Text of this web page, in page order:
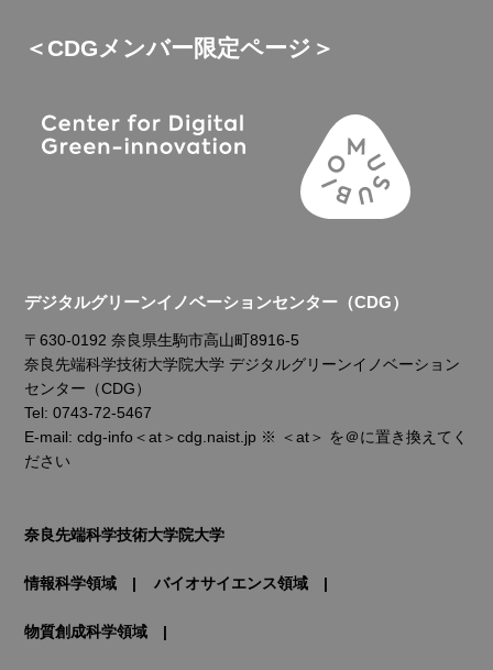
＜CDGメンバー限定ページ＞
デジタルグリーンイノベーションセンター（CDG）
〒630-0192 奈良県生駒市高山町8916-5
奈良先端科学技術大学院大学 デジタルグリーンイノベーション
センター（CDG）
Tel: 0743-72-5467
E-mail: cdg-info＜at＞cdg.naist.jp ※ ＜at＞ を＠に置き換えてく
ださい
奈良先端科学技術大学院大学
情報科学領域 バイオサイエンス領域
物質創成科学領域